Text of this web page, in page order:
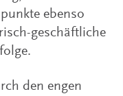
ebenso
geschäftliche
den engen